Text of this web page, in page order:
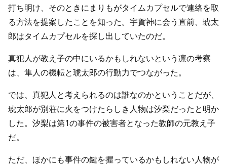
打ち明け、そのときにまりもがタイムカプセルで連絡を取
る方法を提案したことを知った。宇賀神に会う直前、琥太
郎はタイムカプセルを探し出していたのだ。
真犯人が教え子の中にいるかもしれないという凛の考察
は、隼人の機転と琥太郎の行動力でつながった。
では、真犯人と考えられるのは誰なのかということだが、
琥太郎が別荘に火をつけたらしき人物は汐梨だったと明か
した。汐梨は第1の事件の被害者となった教師の元教え子
だ。
ただ、ほかにも事件の鍵を握っているかもしれない人物が